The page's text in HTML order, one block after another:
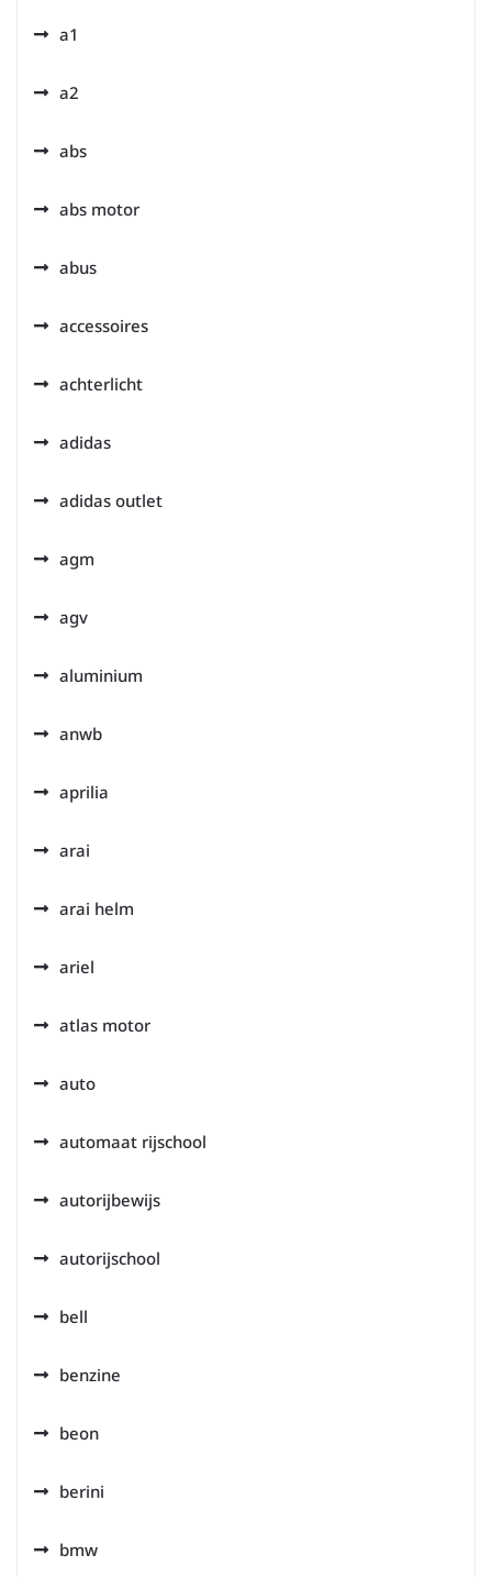
a1
a2
abs
abs motor
abus
accessoires
achterlicht
adidas
adidas outlet
agm
agv
aluminium
anwb
aprilia
arai
arai helm
ariel
atlas motor
auto
automaat rijschool
autorijbewijs
autorijschool
bell
benzine
beon
berini
bmw